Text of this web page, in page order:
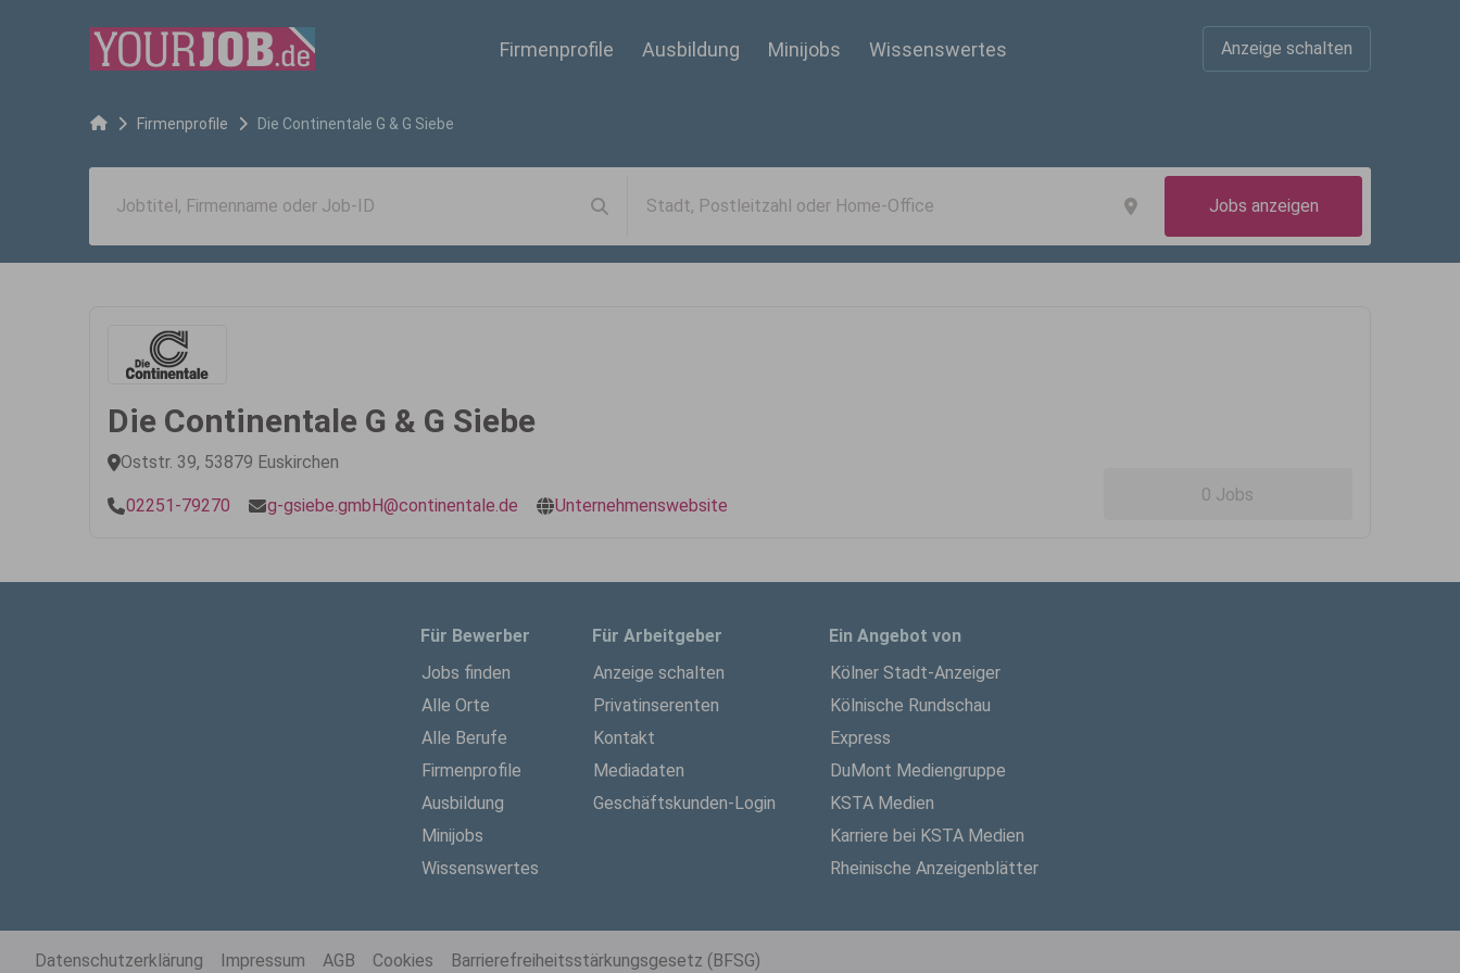
Firmenprofile Ausbildung Minijobs Wissenswertes Anzeige schalten
Firmenprofile Die Continentale G & G Siebe
Jobs anzeigen
Die Continentale G & G Siebe
Oststr. 39, 53879 Euskirchen
02251-79270 g-gsiebe.gmbH@continentale.de Unternehmenswebsite
0 Jobs
Für Bewerber
Jobs finden
Alle Orte
Alle Berufe
Firmenprofile
Ausbildung
Minijobs
Wissenswertes
Für Arbeitgeber
Anzeige schalten
Privatinserenten
Kontakt
Mediadaten
Geschäftskunden-Login
Ein Angebot von
Kölner Stadt-Anzeiger
Kölnische Rundschau
Express
DuMont Mediengruppe
KSTA Medien
Karriere bei KSTA Medien
Rheinische Anzeigenblätter
Datenschutzerklärung Impressum AGB Cookies Barrierefreiheitsstärkungsgesetz (BFSG)